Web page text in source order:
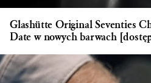
Glashütte Original Seventies
Date w nowych barwach